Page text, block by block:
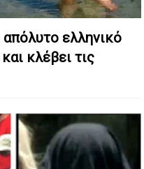
ελληνικό
κλέβει τις